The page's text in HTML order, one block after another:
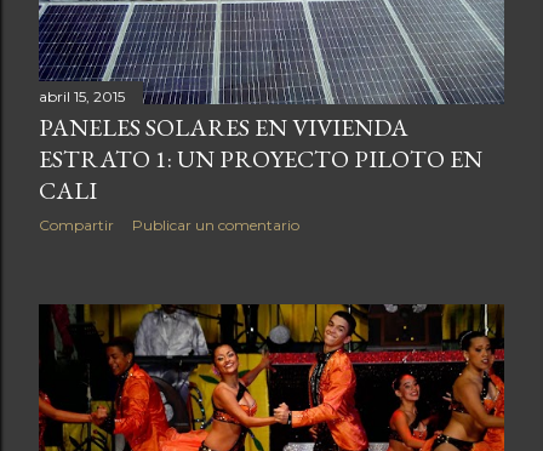
abril 15, 2015
PANELES SOLARES EN VIVIENDA
ESTRATO 1: UN PROYECTO PILOTO EN
CALI
Compartir Publicar un comentario